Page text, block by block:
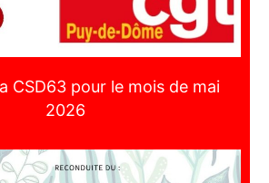
CSD63 pour le mois de mai
2026